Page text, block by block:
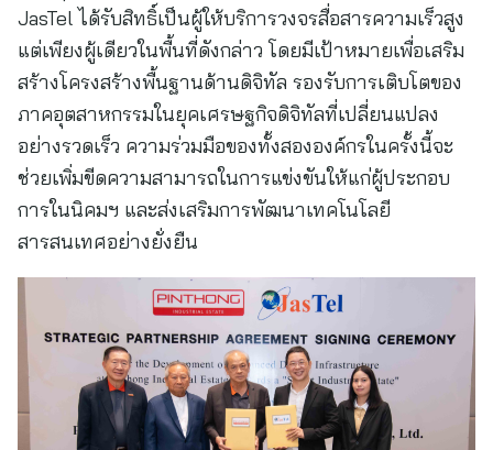
JasTel ได้รับสิทธิ์เป็นผู้ให้บริการวงจรสื่อสารความเร็วสูง
แต่เพียงผู้เดียวในพื้นที่ดังกล่าว โดยมีเป้าหมายเพื่อเสริม
สร้างโครงสร้างพื้นฐานด้านดิจิทัล รองรับการเติบโตของ
ภาคอุตสาหกรรมในยุคเศรษฐกิจดิจิทัลที่เปลี่ยนแปลง
อย่างรวดเร็ว ความร่วมมือของทั้งสององค์กรในครั้งนี้จะ
ช่วยเพิ่มขีดความสามารถในการแข่งขันให้แก่ผู้ประกอบ
การในนิคมฯ และส่งเสริมการพัฒนาเทคโนโลยี
สารสนเทศอย่างยั่งยืน